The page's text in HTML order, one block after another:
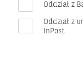
Oddział z
Oddział z
InPost